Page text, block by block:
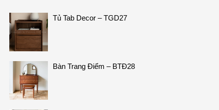
Tủ Tab Decor – TGD27
Bàn Trang Điểm – BTĐ28